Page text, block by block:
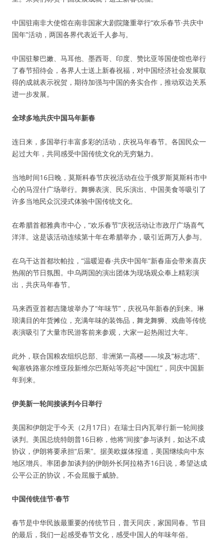
中国驻南非大使馆在南非国家大剧院隆重举行“欢乐春节·共庆中
国年”活动，两国各界代表近千人参与。
中国驻黎巴嫩、马耳他、墨西哥、印度、赞比亚等国使馆也举行
了春节招待会，各界人士送上新春祝福，对中国经济社会发展取
得的成就表示祝贺，期待加强与中国的务实合作，推动双边关系
进一步发展。
全球多地共庆中国马年新春
连日来，多国举行丰富多彩的活动，庆祝马年春节。各国民众一
起过大年，共同感受中国传统文化的无穷魅力。
当地时间16日晚，莫斯科春节庆祝活动在位于俄罗斯莫斯科市中
心的马涅什广场举行。舞狮表演、民乐演出、中国美食等吸引了
许多当地民众沉浸式体验中国传统文化。
在希腊首都雅典市中心，“欢乐春节”庆祝活动让市政厅广场喜气
洋洋。这是该活动连续第十年在希腊举办，吸引近两万人参与。
在乌干达首都坎帕拉，“温暖迎春·共庆中国年”新春庙会带来喜庆
热闹的节日氛围。中乌两国的演出团体为现场观众奉上精彩演
出，共庆马年春节。
马来西亚首都吉隆坡举办了“年味节”，庆祝马年新春的到来。琳
琅满目的年货摊位，充满年味的装饰品，舞龙舞狮、戏曲等传统
表演吸引了大量市民游客前来参观，大家一起热闹过大年。
此外，联合国粮农组织总部、非洲第一高楼——埃及“标志塔”、
匈塞铁路塞尔维亚段新维尔巴斯站等亮起“中国红”，同庆中国新
年到来。
伊美新一轮间接谈判今日举行
美国和伊朗定于今天（2月17日）在瑞士日内瓦举行新一轮间接
谈判。美国总统特朗普16日称，他将“间接”参与谈判，如达不成
协议，伊朗将要承担“后果”。据美欧媒体报道，美国继续向中东
地区增兵。率团参加谈判的伊朗外长阿拉格齐16日说，希望达成
公平公正的协议，不会屈服于威胁。
中国传统佳节·春节
春节是中华民族最重要的传统节日，普天同庆，家国同春。节目
的最后，我们一起感受春节文化，感受中国人的年味年俗。